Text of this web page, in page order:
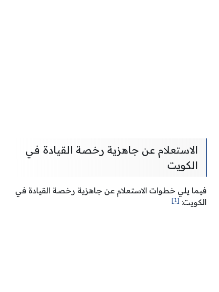
الاستعلام عن جاهزية رخصة القيادة في
الكويت
فيما يلي خطوات الاستعلام عن جاهزية رخصة القيادة في
الكويت: [1]